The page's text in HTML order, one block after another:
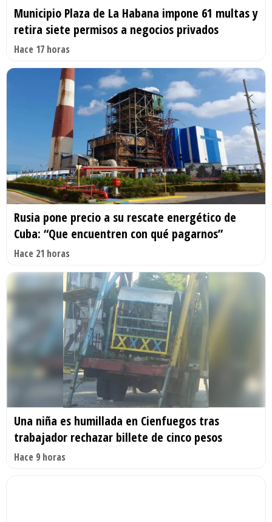
Municipio Plaza de La Habana impone 61 multas y
retira siete permisos a negocios privados
Hace 17 horas
Rusia pone precio a su rescate energético de
Cuba: “Que encuentren con qué pagarnos”
Hace 21 horas
Una niña es humillada en Cienfuegos tras
trabajador rechazar billete de cinco pesos
Hace 9 horas